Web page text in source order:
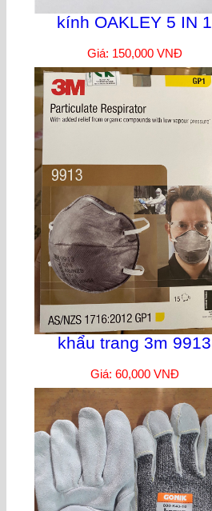
kính OAKLEY 5 IN 1
Giá: 150,000 VNĐ
khẩu trang 3m 9913
Giá: 60,000 VNĐ